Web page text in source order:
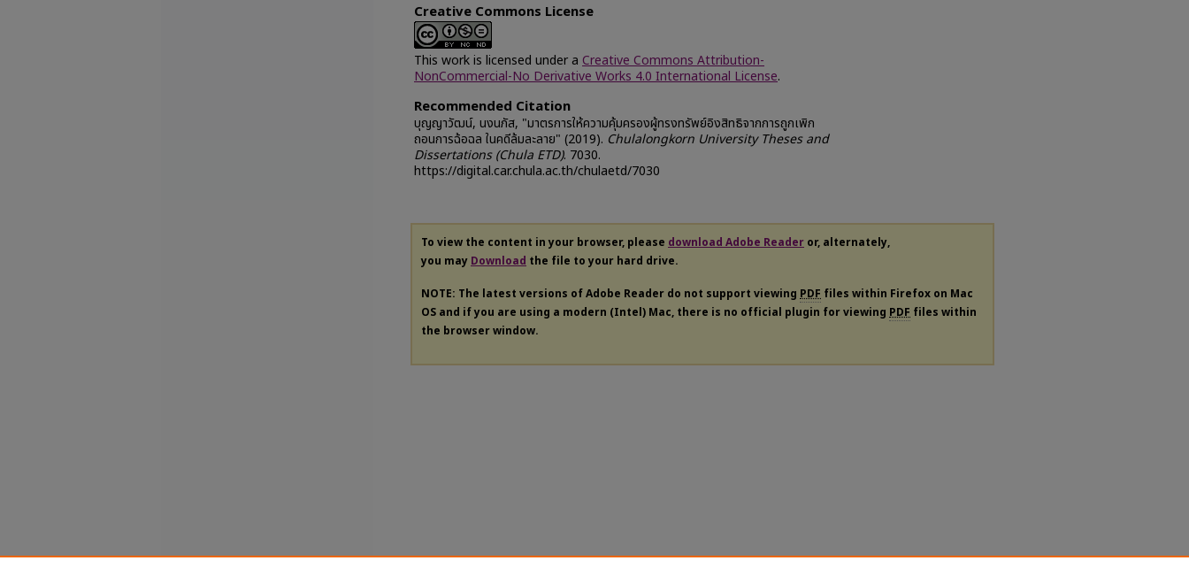
Creative Commons License
This work is licensed under a Creative Commons Attribution-
NonCommercial-No Derivative Works 4.0 International License.
Recommended Citation
บุญญาวัฒน์, นงนภัส, "มาตรการให้ความคุ้มครองผู้ทรงทรัพย์อิงสิทธิจากการถูกเพิก
ถอนการฉ้อฉล ในคดีล้มละลาย" (2019). Chulalongkorn University Theses and
Dissertations (Chula ETD). 7030.
https://digital.car.chula.ac.th/chulaetd/7030
To view the content in your browser, please download Adobe Reader or, alternately,
you may Download the file to your hard drive.
NOTE: The latest versions of Adobe Reader do not support viewing PDF files within Firefox on Mac
OS and if you are using a modern (Intel) Mac, there is no official plugin for viewing PDF files within
the browser window.